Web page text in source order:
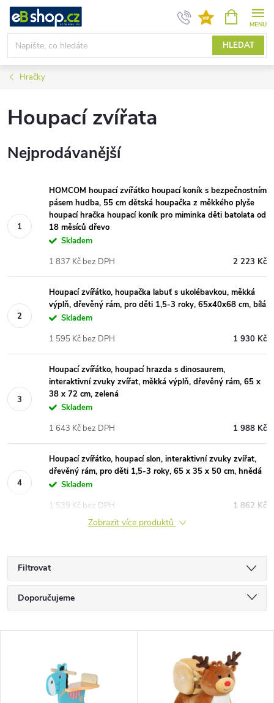
Přejít
obsah
HLEDAT
NÁKUPNÍ
KOŠÍK
Hračky
Houpací zvířata
Nejprodávanější
HOMCOM houpací zvířátko houpací koník s bezpečnostním
pásem hudba, 55 cm dětská houpačka z měkkého plyše
houpací hračka houpací koník pro miminka děti batolata od
18 měsíců dřevo
Skladem
2 223 Kč
1 837 Kč bez DPH
Houpací zvířátko, houpačka labuť s ukolébavkou, měkká
výplň, dřevěný rám, pro děti 1,5-3 roky, 65x40x68 cm, bílá
Skladem
1 930 Kč
1 595 Kč bez DPH
Houpací zvířátko, houpací hrazda s dinosaurem,
interaktivní zvuky zvířat, měkká výplň, dřevěný rám, 65 x
38 x 72 cm, zelená
Skladem
1 988 Kč
1 643 Kč bez DPH
Houpací zvířátko, houpací slon, interaktivní zvuky zvířat,
dřevěný rám, pro děti 1,5-3 roky, 65 x 35 x 50 cm, hnědá
Skladem
1 862 Kč
1 539 Kč bez DPH
Zobrazit více produktů
Filtrovat
Ř
a
Doporučujeme
Nejprodávanější
Abecedně